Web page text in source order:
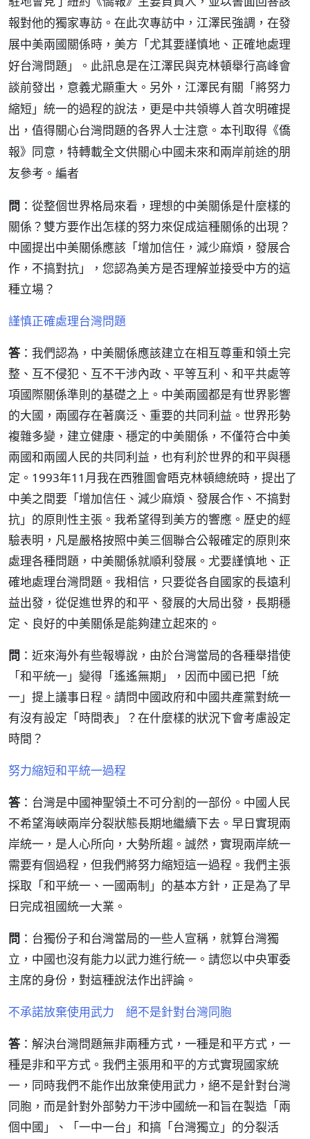
報對他的獨家專訪。在此次專訪中，江澤民強調，在發
展中美兩國關係時，美方「尤其要謹慎地、正確地處理
好台灣問題」。此訊息是在江澤民與克林頓舉行高峰會
談前發出，意義尤顯重大。另外，江澤民有關「將努力
縮短」統一的過程的說法，更是中共領導人首次明確提
出，值得關心台灣問題的各界人士注意。本刊取得《僑
報》同意，特轉載全文供關心中國未來和兩岸前途的朋
友參考。編者
問 ：從整個世界格局來看，理想的中美關係是什麼樣的
關係？雙方要作出怎樣的努力來促成這種關係的出現？
中國提出中美關係應該「增加信任，減少麻煩，發展合
作，不搞對抗」，您認為美方是否理解並接受中方的這
種立場？
謹慎正確處理台灣問題
答：我們認為，中美關係應該建立在相互尊重和領土完
整、互不侵犯、互不干涉內政、平等互利、和平共處等
項國際關係準則的基礎之上。中美兩國都是有世界影響
的大國，兩國存在著廣泛、重要的共同利益。世界形勢
複雜多變，建立健康、穩定的中美關係，不僅符合中美
兩國和兩國人民的共同利益，也有利於世界的和平與穩
定。1993年11月我在西雅圖會晤克林頓總統時，提出了
中美之間要「增加信任、減少麻煩、發展合作、不搞對
抗」的原則性主張。我希望得到美方的響應。歷史的經
驗表明，凡是嚴格按照中美三個聯合公報確定的原則來
處理各種問題，中美關係就順利發展。尤要謹慎地、正
確地處理台灣問題。我相信，只要從各自國家的長遠利
益出發，從促進世界的和平、發展的大局出發，長期穩
定、良好的中美關係是能夠建立起來的。
問 ：近來海外有些報導說，由於台灣當局的各種舉措使
「和平統一」變得「遙遙無期」，因而中國已把「統
一」提上議事日程。請問中國政府和中國共產黨對統一
有沒有設定「時間表」？在什麼樣的狀況下會考慮設定
時間？
努力縮短和平統一過程
答：台灣是中國神聖領土不可分割的一部份。中國人民
不希望海峽兩岸分裂狀態長期地繼續下去。早日實現兩
岸統一，是人心所向，大勢所趨。誠然，實現兩岸統一
需要有個過程，但我們將努力縮短這一過程。我們主張
採取「和平統一、一國兩制」的基本方針，正是為了早
日完成祖國統一大業。
問 ：台獨份子和台灣當局的一些人宣稱，就算台灣獨
立，中國也沒有能力以武力進行統一。請您以中央軍委
主席的身份，對這種說法作出評論。
不承諾放棄使用武力 絕不是針對台灣同胞
答：解決台灣問題無非兩種方式，一種是和平方式，一
種是非和平方式。我們主張用和平的方式實現國家統
一，同時我們不能作出放棄使用武力，絕不是針對台灣
同胞，而是針對外部勢力干涉中國統一和旨在製造「兩
個中國」、「一中一台」和搞「台灣獨立」的分裂活